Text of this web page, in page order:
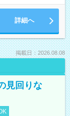
詳細へ
掲載日：2026.08.08
見回りな